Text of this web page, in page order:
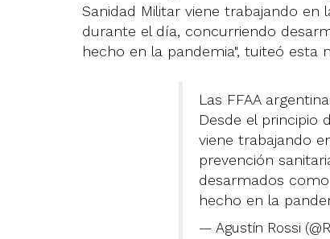
Sanidad Militar viene trabajando en
durante el día, concurriendo
hecho en la pandemia", tuiteó esta
Las FFAA
Desde el principio
viene trabajando
prevención
desarmados
hecho en la
— Agustín Rossi